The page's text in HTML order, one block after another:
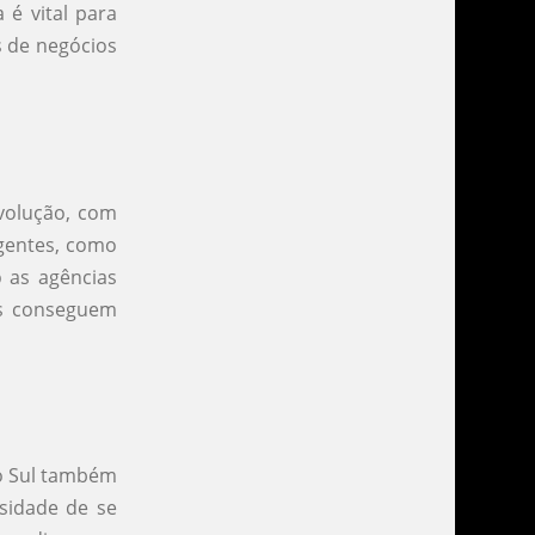
é vital para
negócios
com
como
agências
conseguem
Sul também
de se